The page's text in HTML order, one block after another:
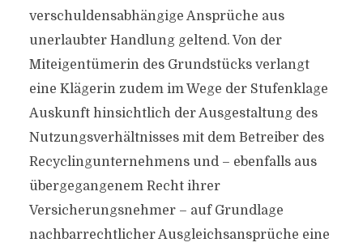
verschuldensabhängige Ansprüche aus
unerlaubter Handlung geltend. Von der
Miteigentümerin des Grundstücks verlangt
eine Klägerin zudem im Wege der Stufenklage
Auskunft hinsichtlich der Ausgestaltung des
Nutzungsverhältnisses mit dem Betreiber des
Recyclingunternehmens und – ebenfalls aus
übergegangenem Recht ihrer
Versicherungsnehmer – auf Grundlage
nachbarrechtlicher Ausgleichsansprüche eine